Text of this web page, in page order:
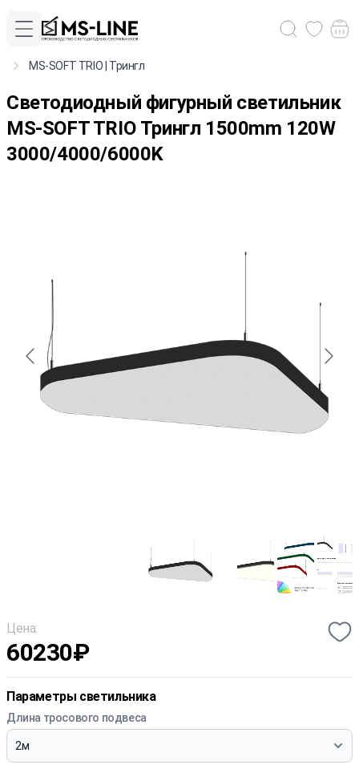
MS-SOFT TRIO | Трингл
Cветодиодный фигурный светильник
MS-SOFT TRIO Трингл 1500mm 120W
3000/4000/6000K
Цена:
60230₽
Параметры светильника
Длина тросового подвеса